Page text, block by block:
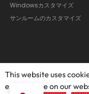
Windowsカスタマイズ
サンルームのカスタマイズ
This website uses
exprerience on our